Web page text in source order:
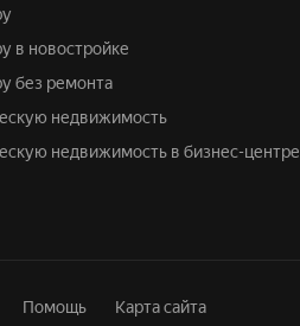
в новостройке
без ремонта
недвижимость
недвижимость в бизнес-центре
Помощь Карта сайта